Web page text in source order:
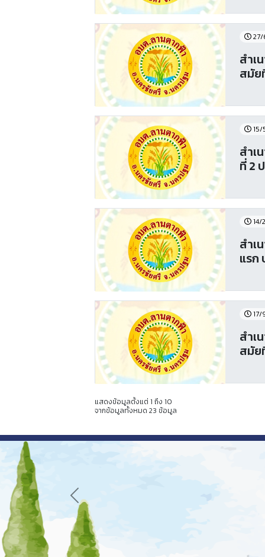
27/
สำเ
สมัย
15/
สำเ
ที่ 2
14/
สำเ
แรก
17/
สำเ
สมัย
แสดงข้อมูลตั้งแต่ 1 ถึง 10
จากข้อมูลทั้งหมด 23 ข้อมูล
Previous